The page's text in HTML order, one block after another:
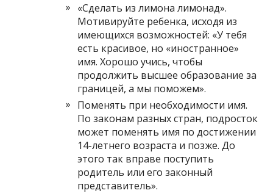
«Сделать из лимона лимонад».
Мотивируйте ребенка, исходя из
имеющихся возможностей: «У тебя
есть красивое, но «иностранное»
имя. Хорошо учись, чтобы
продолжить высшее образование за
границей, а мы поможем».
Поменять при необходимости имя.
По законам разных стран, подросток
может поменять имя по достижении
14-летнего возраста и позже. До
этого так вправе поступить
родитель или его законный
представитель».